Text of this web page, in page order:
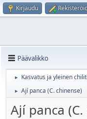
Kirjaudu
Päävalikko
► Kasvatus ja yleinen
► Ají panca (C. chinense)
Ají panca